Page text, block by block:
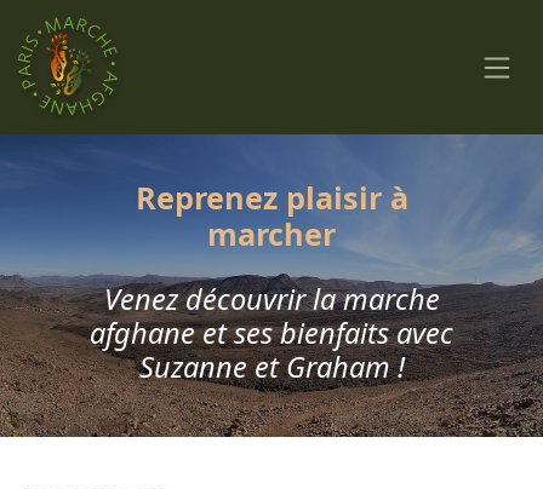
Reprenez plaisir à
marcher
Venez découvrir la marche
afghane et ses bienfaits avec
Suzanne et Graham !